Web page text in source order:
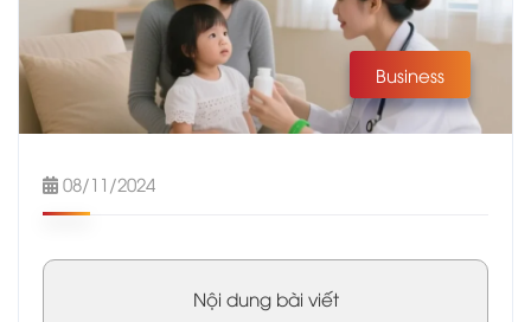
Business
08/11/2024
Nội dung bài viết